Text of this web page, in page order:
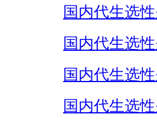
国内代生选
国内代生选
国内代生选
国内代生选